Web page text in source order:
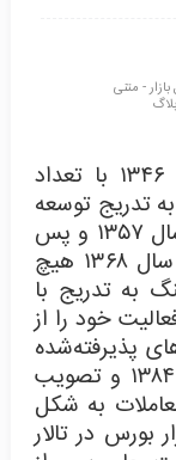
- متنی
بورس اوراق بهادار در ایران از سال ۱۳۴۶ با تعداد
تدریج توسعه
یافت اما با وقوع انقلاب اسلامی در سال ۱۳۵۷ و پس
از آن آغاز جنگ تحمیلی در ایران تا سال ۱۳۶۸ هیچ
به تدریج با
خود را از
پذیرفته‌شده
در بورس رونق گرفت. تا قبل از سال ۱۳۸۴ و تصویب
به شکل
بورس در تالار